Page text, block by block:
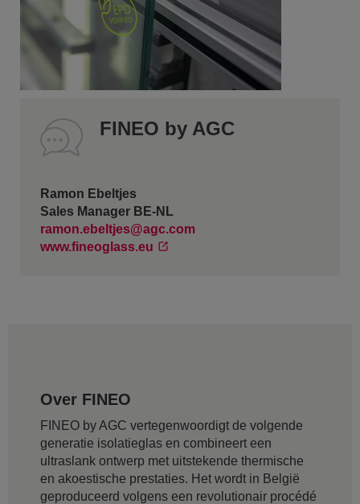
FINEO by AGC
Ramon Ebeltjes
Sales Manager BE-NL
ramon.ebeltjes@agc.com
www.fineoglass.eu
Over FINEO
FINEO by AGC vertegenwoordigt de volgende
generatie isolatieglas en combineert een
ultraslank ontwerp met uitstekende thermische
en akoestische prestaties. Het wordt in België
geproduceerd volgens een revolutionair procédé